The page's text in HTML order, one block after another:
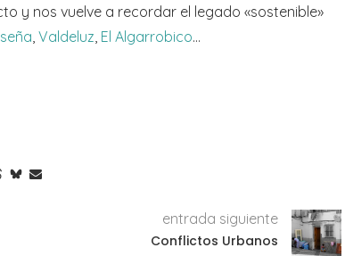
y nos vuelve a recordar el legado «sostenible»
Valdeluz El Algarrobico…
entrada siguiente
Conflictos Urbanos